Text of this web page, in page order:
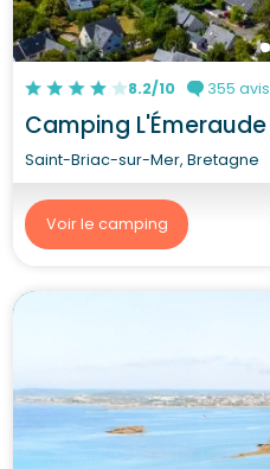
8.2/10 355 avis
Camping L'Émeraude
Saint-Briac-sur-Mer, Bretagne
Voir le camping